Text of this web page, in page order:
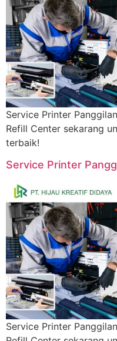
Service Printer
Refill Center sekarang
terbaik!
Service Printer
Service Printer